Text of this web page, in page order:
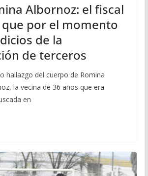
Albornoz: el fiscal
por el momento
de la
de terceros
hallazgo del cuerpo de Romina
la vecina de 36 años que era
en